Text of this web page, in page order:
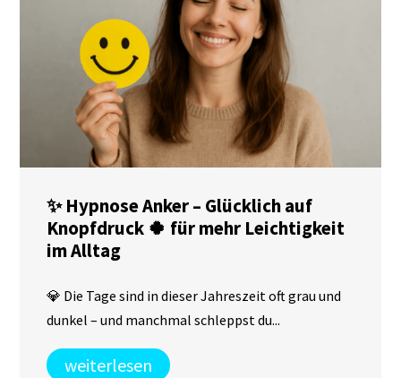
✨ Hypnose Anker – Glücklich auf
Knopfdruck 🍀 für mehr Leichtigkeit
im Alltag
💎 Die Tage sind in dieser Jahreszeit oft grau und
dunkel – und manchmal schleppst du...
weiterlesen